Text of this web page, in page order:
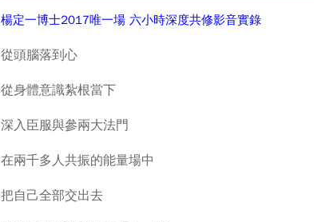
楊定一博士2017唯一場 六小時深度共修影音實錄
從頭腦落到心
從身體意識紮根當下
深入臣服與參兩大法門
在兩千多人共振的能量場中
把自己全部交出去